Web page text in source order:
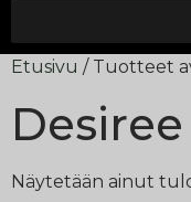
Etusivu / Tuotteet
Desiree
Näytetään ainut